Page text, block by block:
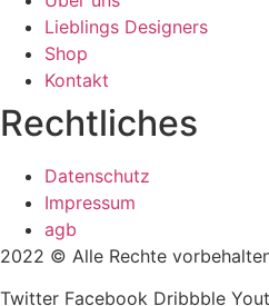
Lieblings Designers
Shop
Kontakt
Rechtliches
Datenschutz
Impressum
agb
2022 © Alle Rechte
Twitter Facebook Dribbble